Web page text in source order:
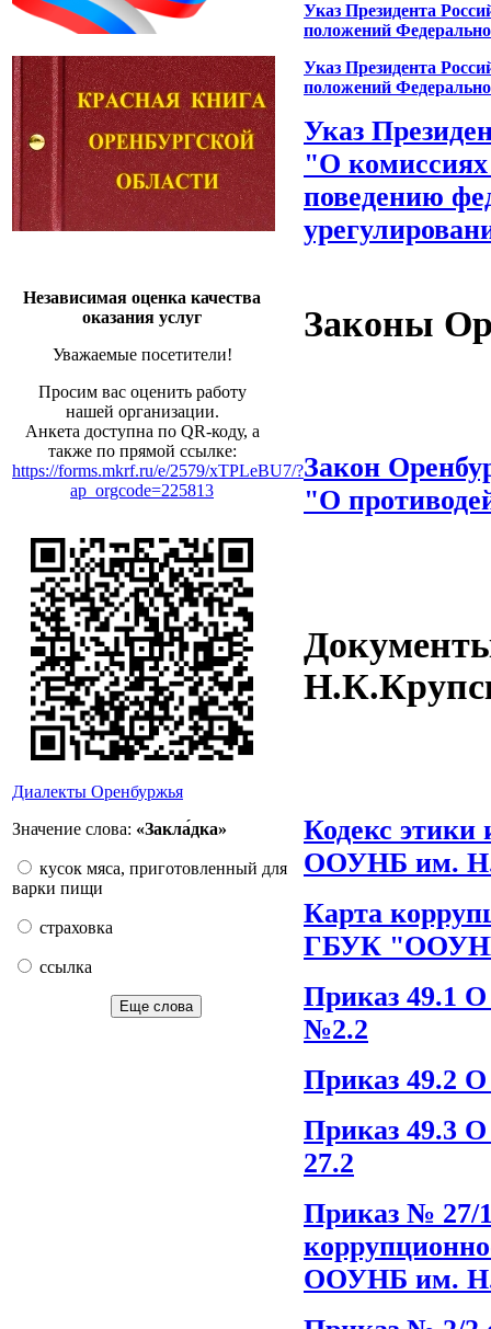
Независимая оценка качества
оказания услуг
Уважаемые посетители!
Просим вас оценить работу
нашей организации.
Анкета доступна по QR-коду, а
также по прямой ссылке:
https://forms.mkrf.ru/e/2579/xTPLeBU7/?
ap_orgcode=225813
Диалекты Оренбуржья
Значение слова: «Закла́дка»
кусок мяса, приготовленный для
варки пищи
страховка
ссылка
Еще слова
Указ Президента
положений
Указ Президента
положений
Указ
"О
поведению
Законы
Закон
"О
Кодекс этики
ООУНБ им.
Карта
ГБУК
Приказ 49.1 О
№2.2
Приказ 49.2 О
Приказ 49.3 О
27.2
Приказ № 27/1
ООУНБ им.